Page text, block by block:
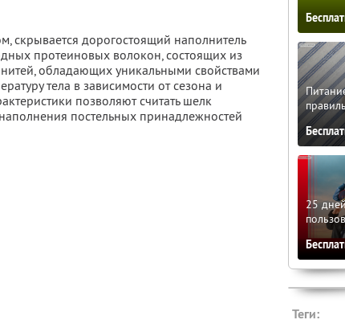
скрывается дорогостоящий наполнитель
протеиновых волокон, состоящих из
обладающих уникальными свойствами
тела в зависимости от сезона и
позволяют считать шелк
постельных принадлежностей
25
Теги: